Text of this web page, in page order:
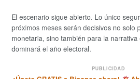
El escenario sigue abierto. Lo único
próximos meses serán decisivos no solo
monetaria, sino también para la
dominará el año electoral.
PUBLICIDAD